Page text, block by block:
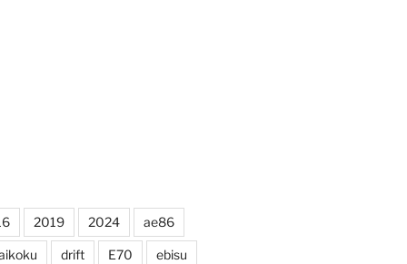
2019 2024 ae86
drift E70 ebisu